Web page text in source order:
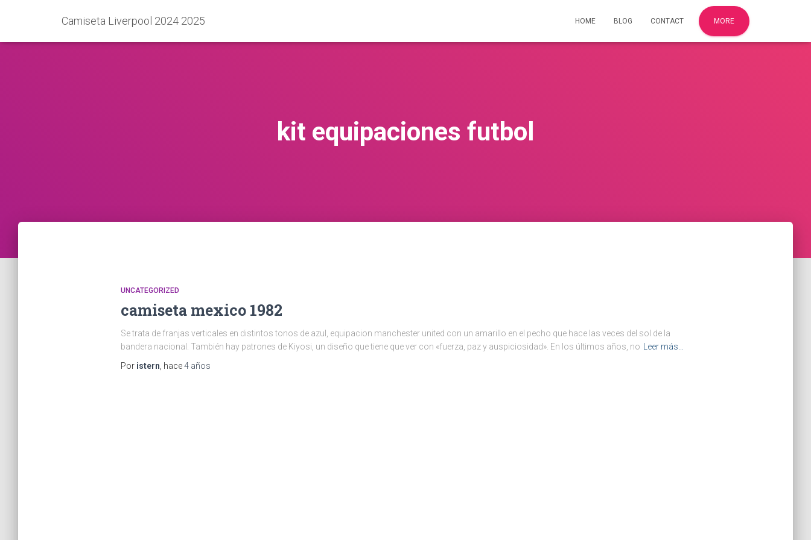
Camiseta Liverpool 2024 2025 HOME BLOG CONTACT MORE
kit equipaciones futbol
UNCATEGORIZED
camiseta mexico 1982
Se trata de franjas verticales en distintos tonos de azul, equipacion manchester united con un amarillo en el pecho que hace las veces del sol de la
bandera nacional. También hay patrones de Kiyosi, un diseño que tiene que ver con «fuerza, paz y auspiciosidad». En los últimos años, no
Leer más…
Por istern , hace4 años